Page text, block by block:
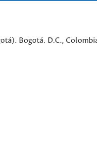
Bogotá. D.C.,